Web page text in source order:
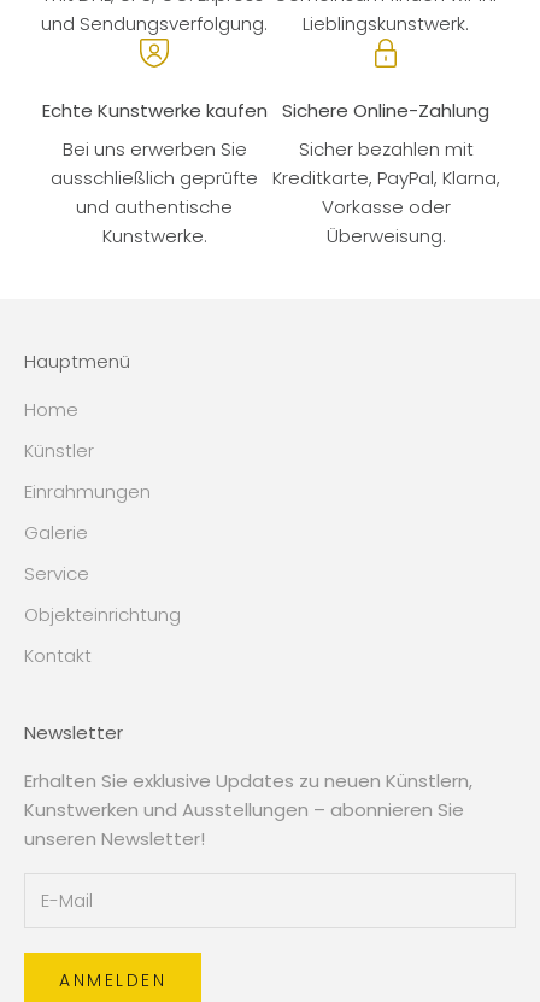
und Sendungsverfolgung.
Lieblingskunstwerk.
Echte Kunstwerke kaufen
Bei uns erwerben Sie
ausschließlich geprüfte
und authentische
Kunstwerke.
Sichere Online-Zahlung
Sicher bezahlen mit
Kreditkarte, PayPal, Klarna,
Vorkasse oder
Überweisung.
Hauptmenü
Home
Künstler
Einrahmungen
Galerie
Service
Objekteinrichtung
Kontakt
Newsletter
Erhalten Sie exklusive Updates zu neuen Künstlern,
Kunstwerken und Ausstellungen – abonnieren Sie
unseren Newsletter!
ANMELDEN